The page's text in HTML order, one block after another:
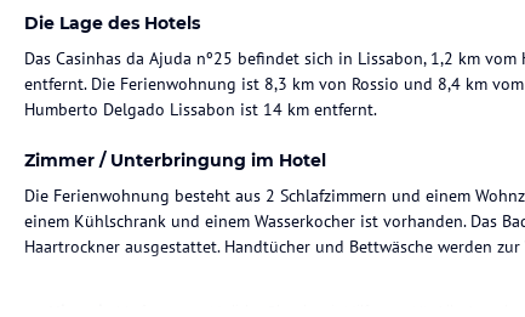
Die Lage des Hotels
Das Casinhas da Ajuda nº25 befindet sich in Lissabon, 1,2 km
entfernt. Die Ferienwohnung ist 8,3 km von Rossio und 8,4 km
Humberto Delgado Lissabon ist 14 km entfernt.
Zimmer / Unterbringung im Hotel
Die Ferienwohnung besteht aus 2 Schlafzimmern und einem
einem Kühlschrank und einem Wasserkocher ist vorhanden. Das
Haartrockner ausgestattet. Handtücher und Bettwäsche werden